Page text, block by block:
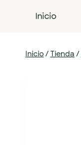
Inicio
Inicio/Tienda /